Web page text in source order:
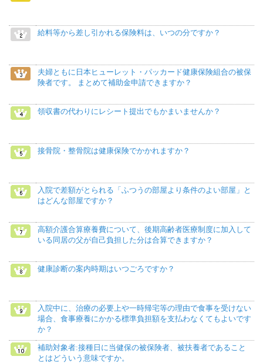
給料等から差し引かれる保険料は、いつの分ですか？
夫婦ともに日本ヒューレット・パッカード健康保険組合の被保
険者です。 まとめて補助金申請できますか？
領収書の代わりにレシート提出でもかまいませんか？
接骨院・整骨院は健康保険でかかれますか？
入院で差額がとられる「ふつうの部屋より条件のよい部屋」と
はどんな部屋ですか？
高額介護合算療養費について、後期高齢者医療制度に加入して
いる同居の父が自己負担した分は合算できますか？
健康診断の案内時期はいつごろですか？
入院中に、治療の必要上や一時帰宅等の理由で食事を受けない
場合、食事療養にかかる標準負担額を支払わなくてもよいです
か？
補助対象者:接種日に当健保の被保険者、被扶養者であること
とはどういう意味ですか。